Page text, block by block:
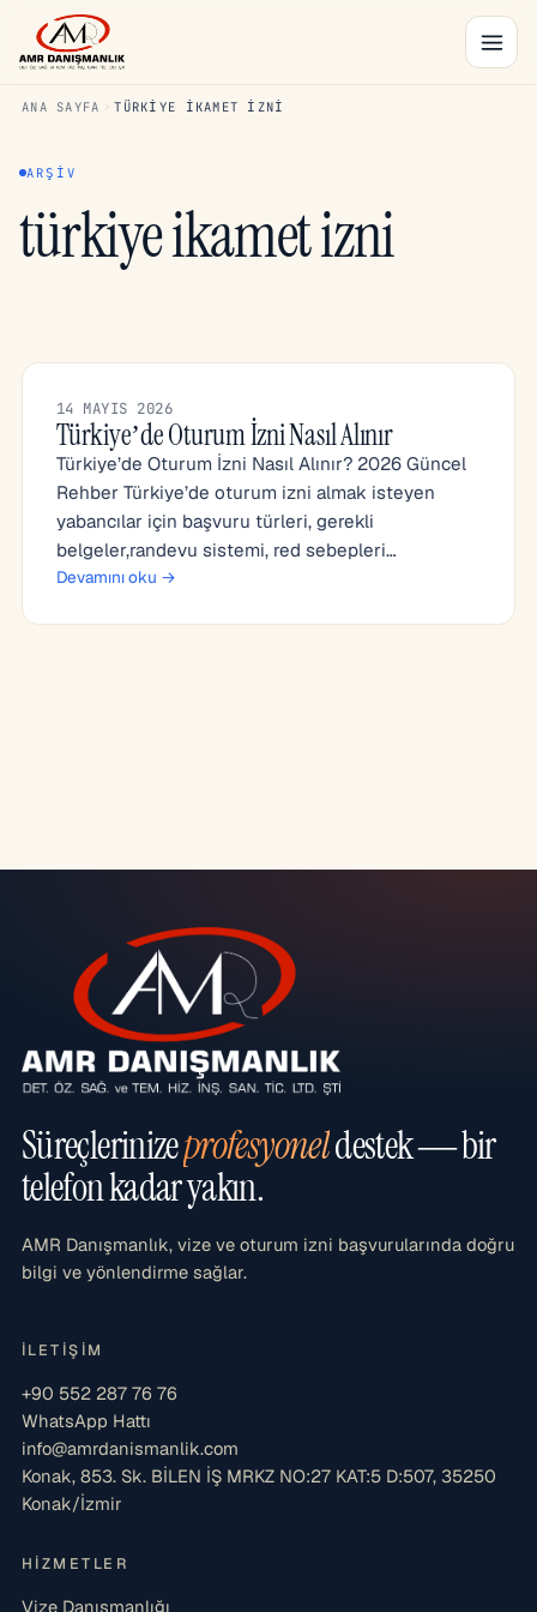
ANA SAYFA TÜRKIYE IKAMET IZNI
ARŞIV
türkiye ikamet izni
14 MAYIS 2026
Türkiye’de Oturum İzni Nasıl Alınır
Türkiye’de Oturum İzni Nasıl Alınır? 2026 Güncel
Rehber Türkiye’de oturum izni almak isteyen
yabancılar için başvuru türleri, gerekli
belgeler,randevu sistemi, red sebepleri…
Devamını oku →
Süreçlerinizeprofesyoneldestek — bir
telefon kadar yakın.
AMR Danışmanlık, vize ve oturum izni başvurularında doğru
bilgi ve yönlendirme sağlar.
İLETIŞIM
+90 552 287 76 76
WhatsApp Hattı
info@amrdanismanlik.com
Konak, 853. Sk. BİLEN İŞ MRKZ NO:27 KAT:5 D:507, 35250
Konak/İzmir
HIZMETLER
Vize Danışmanlığı